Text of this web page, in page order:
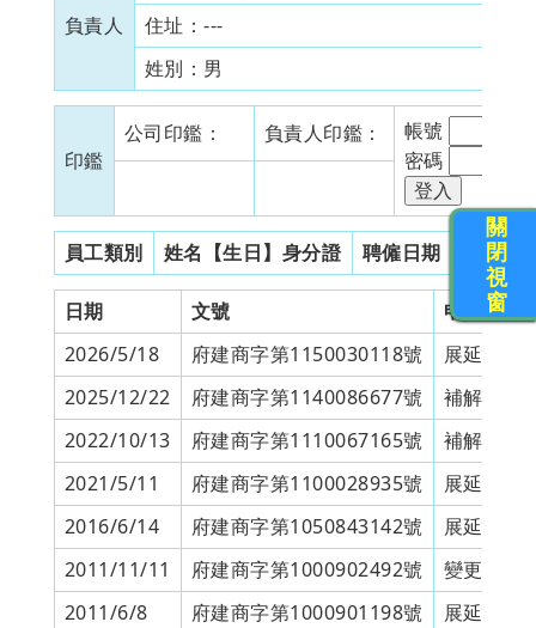
負責人
住址：---
姓別： 男
印鑑
公司印鑑： 負責人印鑑：
帳號
密碼
員工類別 姓名【生日】身分證 聘僱日期 工作證
日期 文號
申請類別
2026/5/18
府建商字第1150030118號
展延營業
2025/12/22
府建商字第1140086677號
補解僱備
2022/10/13
府建商字第1110067165號
補解僱備
2021/5/11
府建商字第1100028935號
展延營業
2016/6/14
府建商字第1050843142號
展延營業
2011/11/11
府建商字第1000902492號
變更印鑑
2011/6/8
府建商字第1000901198號
展延營業
關
閉
視
窗